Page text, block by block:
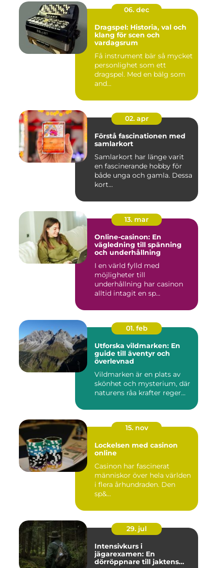
06. dec
Dragspel: Historia, val och
klang för scen och
vardagsrum
Få instrument bär så mycket
personlighet som ett
dragspel. Med en bälg som
and...
02. apr
Förstå fascinationen med
samlarkort
Samlarkort har länge varit
en fascinerande hobby för
både unga och gamla. Dessa
kort...
13. mar
Online-casinon: En
vägledning till spänning
och underhållning
I en värld fylld med
möjligheter till
underhållning har casinon
alltid intagit en sp...
01. feb
Utforska vildmarken: En
guide till äventyr och
överlevnad
Vildmarken är en plats av
skönhet och mysterium, där
naturens råa krafter reger...
15. nov
Lockelsen med casinon
online
Casinon har fascinerat
människor över hela världen
i flera århundraden. Den
sp&...
29. jul
Intensivkurs i
jägarexamen: En
dörröppnare till jaktens